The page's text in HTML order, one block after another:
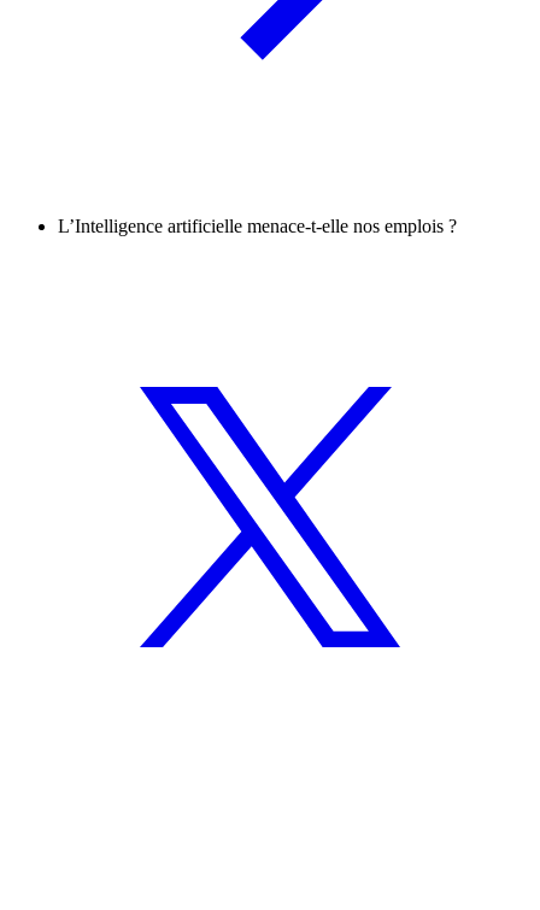
L’Intelligence artificielle menace-t-elle nos emplois ?